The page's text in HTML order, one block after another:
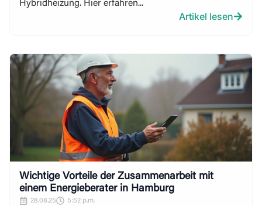
Hybridheizung. Hier erfahren...
Artikel lesen
Wichtige Vorteile der Zusammenarbeit mit
einem Energieberater in Hamburg
28.08.25 5:52 p.m.